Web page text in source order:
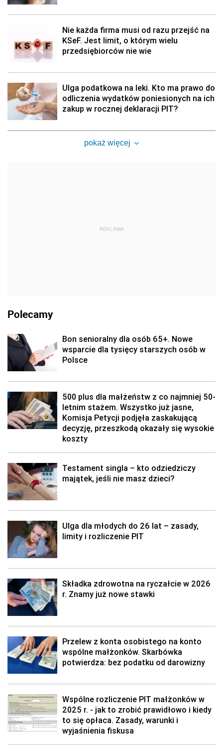
Nie każda firma musi od razu przejść na
KSeF. Jest limit, o którym wielu
przedsiębiorców nie wie
Ulga podatkowa na leki. Kto ma prawo do
odliczenia wydatków poniesionych na ich
zakup w rocznej deklaracji PIT?
pokaż więcej
REKLAMA
Polecamy
Bon senioralny dla osób 65+. Nowe
wsparcie dla tysięcy starszych osób w
Polsce
500 plus dla małżeństw z co najmniej 50-
letnim stażem. Wszystko już jasne,
Komisja Petycji podjęła zaskakującą
decyzję, przeszkodą okazały się wysokie
koszty
Testament singla – kto odziedziczy
majątek, jeśli nie masz dzieci?
Ulga dla młodych do 26 lat – zasady,
limity i rozliczenie PIT
Składka zdrowotna na ryczałcie w 2026
r. Znamy już nowe stawki
Przelew z konta osobistego na konto
wspólne małżonków. Skarbówka
potwierdza: bez podatku od darowizny
Wspólne rozliczenie PIT małżonków w
2025 r. - jak to zrobić prawidłowo i kiedy
to się opłaca. Zasady, warunki i
wyjaśnienia fiskusa